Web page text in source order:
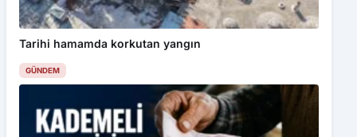
Tarihi hamamda korkutan yangın
GÜNDEM